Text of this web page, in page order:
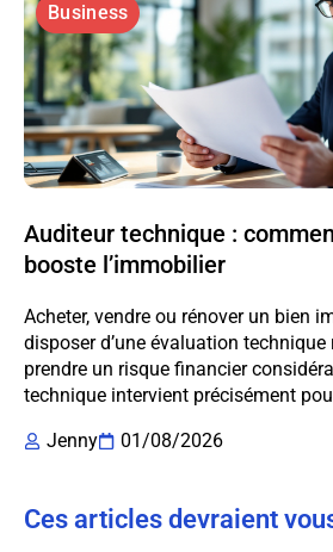
Business
Auditeur technique :
booste l’immobilier
Acheter, vendre ou rénover un bien
disposer d’une évaluation technique
prendre un risque financier
technique intervient précisément
Jenny
01/08/2026
Ces articles devraient